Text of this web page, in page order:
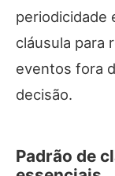
periodicidade
cláusula para
eventos fora
decisão.
Padrão de